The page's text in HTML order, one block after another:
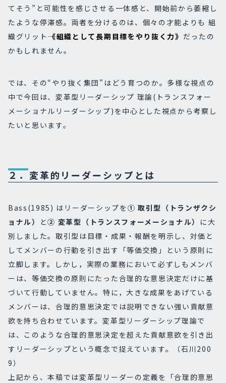
てそう”と可能性を感じさせる一体感と、開始前から萎縮し
たような停滞感。両者を分けるのは、個々の才能よりも 組
織グリット―《組織として長期目標をやり抜く力》 だったの
かもしれません。
では、その“やり抜く集団”はどう育つのか。多様な視点の
中で今回は、変革型リーダーシップ 理論(トランスフォー
メーショナルリーダーシップ)を中心とした視点から考察し
たいと思います。
２．変革的リーダーシップとは
Bass(1985) はリーダーシップを① 取引型（トランザクシ
ョナル）
と② 変革型（トランスフォーメーショナル） に大
別しました。取引型は目標・成果・報酬を明示し、対価と
してメンバーの行動を引き出す「等価交換」という原則に
立脚します。しかし，実際の業務において必ずしもメンバ
ーは、等価交換の原則にたった合理的な意思決定だけに基
づいて行動していません。特に，大きな成果をあげている
メンバーは、合理的意思決定では説明できない強い貢献意
欲を持ち合わせています。変革型リーダーシップ理論で
は、このような合理的意思決定を超えた貢献意欲を引き出
すリーダーシップという概念で捉えています。（石川200
9）
上記から、本稿では変革型リーダーの定義を「合理的意思